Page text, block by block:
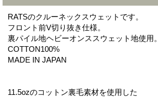
RATSのクルーネックスウェットです。
フロント前V切り抜き仕様。
裏パイル地ヘビーオンススウェット地使用。
COTTON100%
MADE IN JAPAN
11.5ozのコットン裏毛素材を使用した